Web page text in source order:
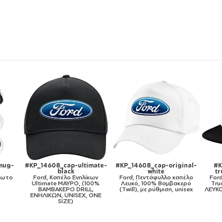
#KP_14608_cap-kid-
trucker-mesh-black
Ford, Καπέλο παιδικό Soft
Trucker με Δίχτυ ΜΑΥΡΟ/
ΛΕΥΚΟ (POLYESTER, ΠΑΙΔΙΚΟ,
ONE SIZE)
#KP_14608_11oz
Ford, Κούπα, κεραμική, 330ml